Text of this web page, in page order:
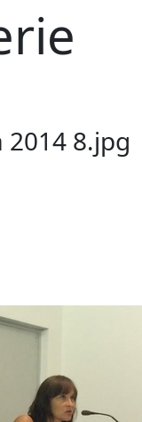
2014 8.jpg